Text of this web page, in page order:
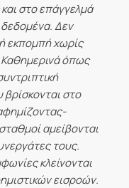
στο επάγγελμά
δεδομένα. Δεν
εκπομπή χωρίς
όπως
στο
αμείβονται
τους.
κλείνονται
εισροών.